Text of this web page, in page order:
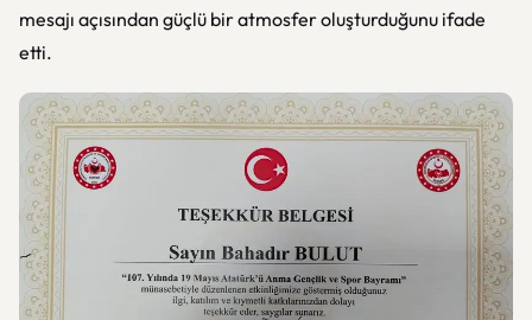
mesajı açısından güçlü bir atmosfer oluşturduğunu ifade
etti.